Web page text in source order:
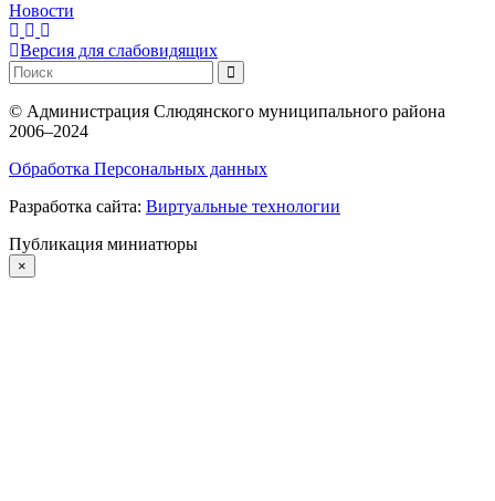
Новости
Версия для слабовидящих
© Администрация Слюдянского муниципального района
2006–2024
Обработка Персональных данных
Разработка сайта: Виртуальные технологии
Публикация миниатюры
×